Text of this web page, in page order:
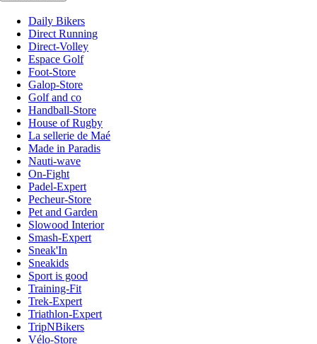
Daily Bikers
Direct Running
Direct-Volley
Espace Golf
Foot-Store
Galop-Store
Golf and co
Handball-Store
House of Rugby
La sellerie de Maé
Made in Paradis
Nauti-wave
On-Fight
Padel-Expert
Pecheur-Store
Pet and Garden
Slowood Interior
Smash-Expert
Sneak'In
Sneakids
Sport is good
Training-Fit
Trek-Expert
Triathlon-Expert
TripNBikers
Vélo-Store